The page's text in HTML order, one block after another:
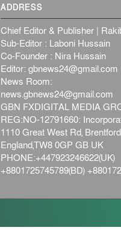
ADDRESS
Chief Editor & Publisher |
Sub-Editor : Laboni Hussain
Co-Founder : Nira Hussain
Editor:gbnews24@gmail.com
News Room:
news.gbnews24@gmail.com
GBN FXDIGITAL MEDIA
REG:NO-12791660:
1110 Great West Rd,
England,TW8 0GP GB UK
PHONE:+447923246622(UK)
+8801725745789(BD)